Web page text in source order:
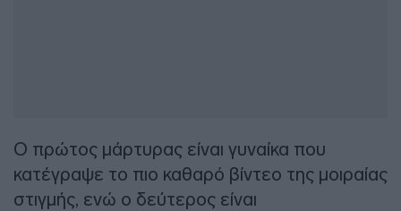
Ο πρώτος μάρτυρας είναι γυναίκα που
κατέγραψε το πιο καθαρό βίντεο της μοιραίας
στιγμής, ενώ ο δεύτερος είναι